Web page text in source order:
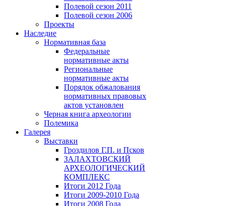
Полевой сезон 2011
Полевой сезон 2006
Проекты
Наследие
Нормативная база
Федеральные
нормативные акты
Региональные
нормативные акты
Порядок обжалования
нормативных правовых
актов установлен
Черная книга археологии
Полемика
Галерея
Выставки
Гроздилов Г.П. и Псков
ЗАЛАХТОВСКИЙ
АРХЕОЛОГИЧЕСКИЙ
КОМПЛЕКС
Итоги 2012 Года
Итоги 2009-2010 Года
Итоги 2008 Года